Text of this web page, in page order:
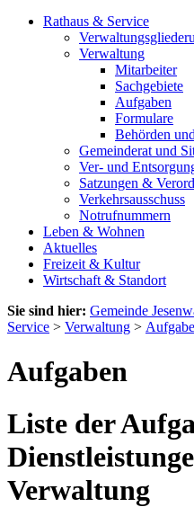
Rathaus & Service
Verwaltung
Mitarbeiter
Sachgebiete
Aufgaben
Formulare
Behörden
Gemeinderat und
Ver- und
Satzungen &
Verkehrsausschuss
Notrufnummern
Leben & Wohnen
Aktuelles
Freizeit & Kultur
Wirtschaft & Standort
Sie sind hier: Gemeinde
Service > Verwaltung >
Aufgaben
Liste der
Verwaltung